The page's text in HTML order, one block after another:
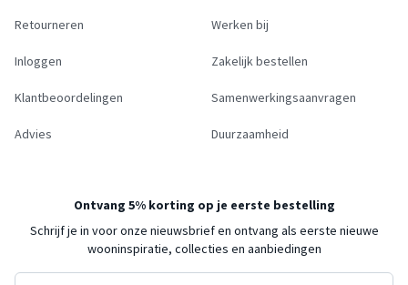
Retourneren
Inloggen
Klantbeoordelingen
Advies
Werken bij
Zakelijk bestellen
Samenwerkingsaanvragen
Duurzaamheid
Ontvang 5% korting op je eerste bestelling
Schrijf je in voor onze nieuwsbrief en ontvang als eerste nieuwe
wooninspiratie, collecties en aanbiedingen